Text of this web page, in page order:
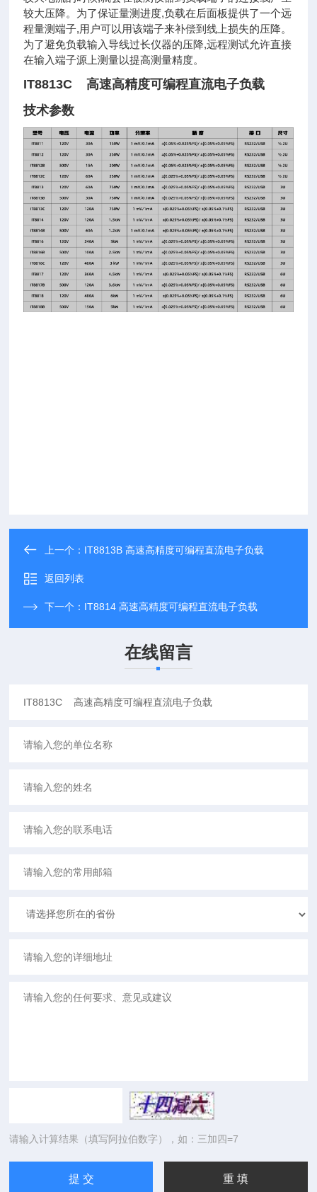
较大压降。为了保证量测进度,负载在后面板提供了一个远
程量测端子,用户可以用该端子来补偿到线上损失的压降。
为了避免负载输入导线过长仪器的压降,远程测试允许直接
在输入端子源上测量以提高测量精度。
IT8813C 高速高精度可编程直流电子负载
技术参数
上一个： IT8813B 高速高精度可编程直流电子负载
返回列表
下一个： IT8814 高速高精度可编程直流电子负载
在线留言
请输入计算结果（填写阿拉伯数字），如：三加四=7